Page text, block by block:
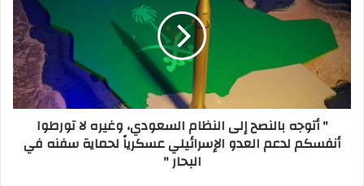
" أتوجه بالنصح إلى النظام السعودي، وغيره لا تورطوا
أنفسكم لدعم العدو الإسرائيلي عسكرياً لحماية سفنه في
البحار "